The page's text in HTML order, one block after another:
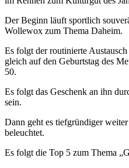
Der Beginn läuft sportlich
Wollewox zum Thema Daheim.
Es folgt der routinierte
gleich auf den Geburtstag des
50.
Es folgt das Geschenk an ihn
sein.
Dann geht es tiefgründiger
beleuchtet.
Es folgt die Top 5 zum Thema